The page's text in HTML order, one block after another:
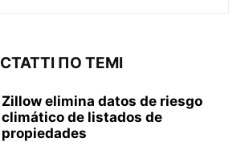
СТАТТІ ПО ТЕМІ
Zillow elimina datos de riesgo
climático de listados de
propiedades